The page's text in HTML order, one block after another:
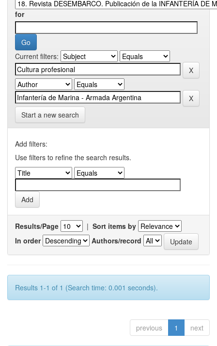
for
Current filters:
Start a new search
Add filters:
Use filters to refine the search results.
Results/Page | Sort items by
In order
Authors/record
Results 1-1 of 1 (Search time: 0.001 seconds).
previous 1 next